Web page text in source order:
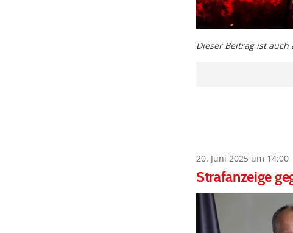
Dieser Beitrag ist auch
20. Juni 2025 um 14:00
Strafanzeige